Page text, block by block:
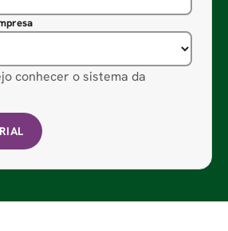
conhecer o sistema da